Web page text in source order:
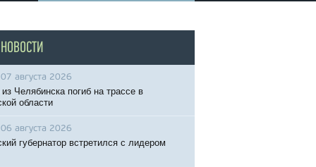
07 августа 2026
из Челябинска погиб на трассе в
области
06 августа 2026
губернатор встретился с лидером